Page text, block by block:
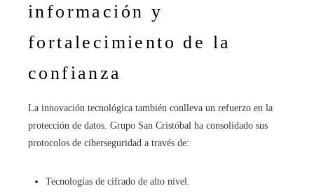
información y
fortalecimiento de la
confianza
La innovación tecnológica también conlleva un refuerzo en la
protección de datos. Grupo San Cristóbal ha consolidado sus
protocolos de ciberseguridad a través de:
Tecnologías de cifrado de alto nivel.